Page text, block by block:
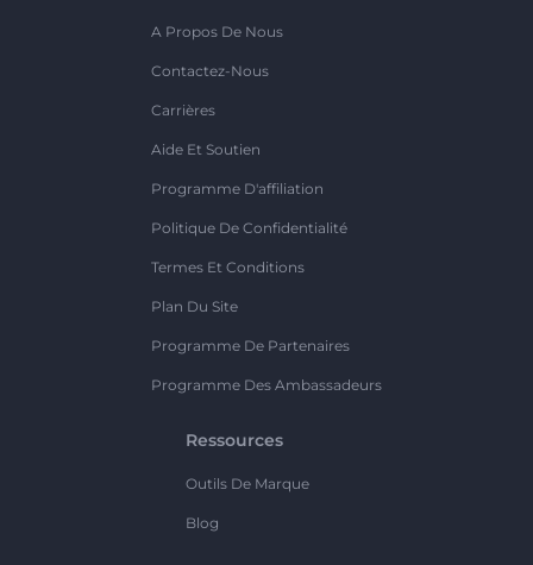
A Propos De Nous
Contactez-Nous
Carrières
Aide Et Soutien
Programme D'affiliation
Politique De Confidentialité
Termes Et Conditions
Plan Du Site
Programme De Partenaires
Programme Des Ambassadeurs
Ressources
Outils De Marque
Blog